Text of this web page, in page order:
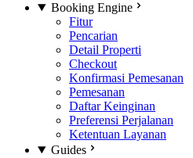
Booking Engine
Fitur
Pencarian
Detail Properti
Checkout
Konfirmasi Pemesanan
Pemesanan
Daftar Keinginan
Preferensi Perjalanan
Ketentuan Layanan
Guides